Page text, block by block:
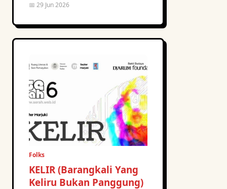
📅 29 Jun 2026
Folks
KELIR (Barangkali Yang
Keliru Bukan Panggung)